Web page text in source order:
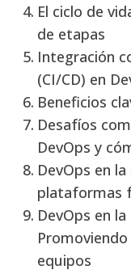
El ciclo de
de etapas
Integración
(CI/CD) en
Beneficios
Desafíos
DevOps y
DevOps en
plataformas
DevOps en
equipos